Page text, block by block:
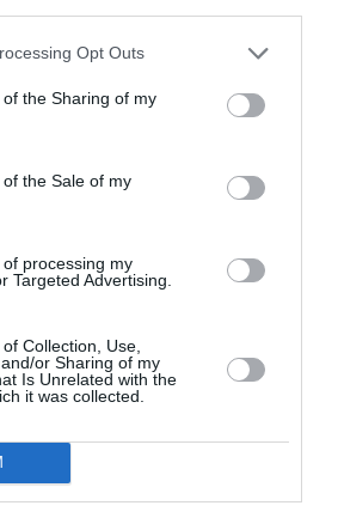
Opt Outs
the Sharing of my
the Sale of my
processing my
Targeted Advertising.
Collection, Use,
or Sharing of my
Is Unrelated with the
it was collected.
aux lecteurs !
Journal participez
COMMENTAIRES
l'article :
: le Boeing 777F de National
à l’Australie